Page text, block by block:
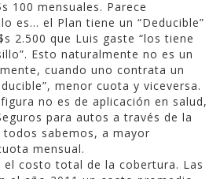
100 mensuales. Parece
es… el Plan tiene un “Deducible”
2.500 que Luis gaste “los tiene
Esto naturalmente no es un
cuando uno contrata un
menor cuota y viceversa.
no es de aplicación en salud,
para autos a través de la
todos sabemos, a mayor
mensual.
el costo total de la cobertura. Las